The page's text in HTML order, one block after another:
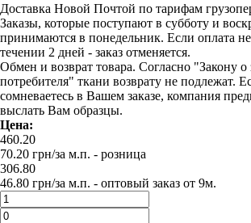
Доставка Новой Почтой по тарифам
Заказы, которые поступают в субботу и
принимаются в понедельник. Если оплата не
течении 2 дней - заказ отменяется.
Обмен и возврат товара. Согласно "Закону о
потребителя" ткани возврату не подлежат.
сомневаетесь в Вашем заказе, компания
выслать Вам образцы.
Цена:
460.20
70.20 грн/за м.п. - розница
306.80
46.80 грн/за м.п. - оптовый заказ от 9м.